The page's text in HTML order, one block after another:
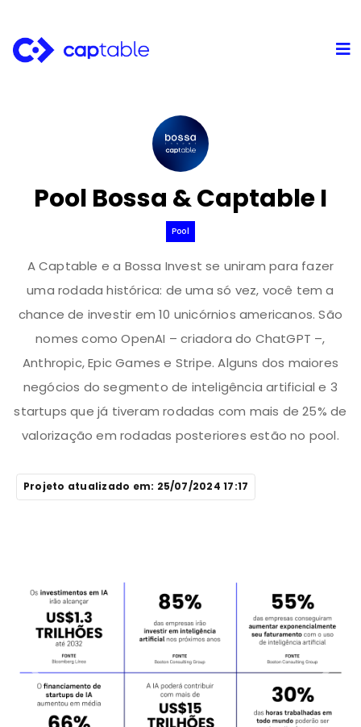
Pool Bossa & Captable I
Pool
A Captable e a Bossa Invest se uniram para fazer
uma rodada histórica: de uma só vez, você tem a
chance de investir em 10 unicórnios americanos. São
nomes como OpenAI – criadora do ChatGPT –,
Anthropic, Epic Games e Stripe. Alguns dos maiores
negócios do segmento de inteligência artificial e 3
startups que já tiveram rodadas com mais de 25% de
valorização em rodadas posteriores estão no pool.
Projeto atualizado em: 25/07/2024 17:17
Previous